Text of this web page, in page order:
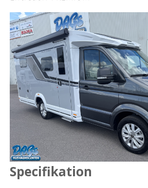
Specifikation